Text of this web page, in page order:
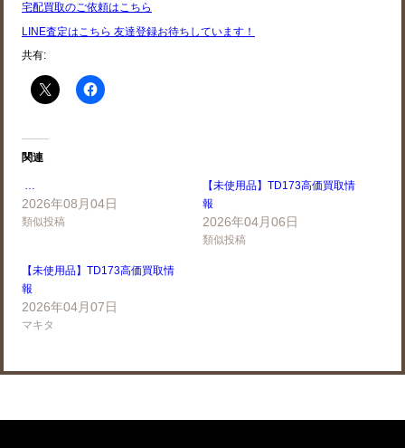
宅配買取のご依頼はこちら
LINE査定はこちら 友達登録お待ちしています！
共有:
関連
…
2026年08月04日
類似投稿
【未使用品】TD173高価買取情
報
2026年04月06日
類似投稿
【未使用品】TD173高価買取情
報
2026年04月07日
マキタ